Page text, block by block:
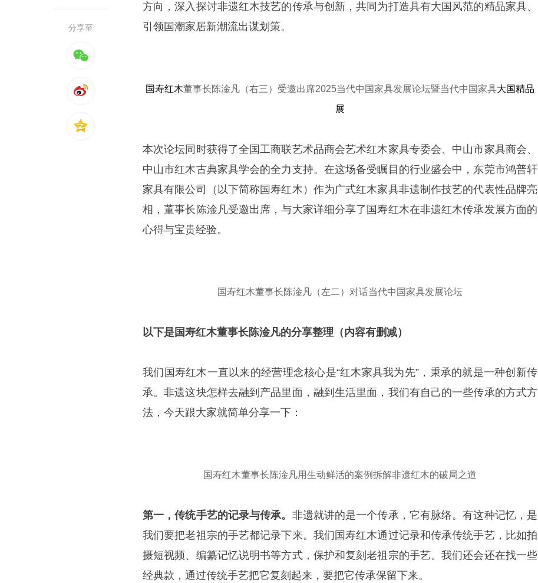
分享至
方向，深入探讨非遗红木技艺的传承与创新，共同为打造具有大国风范的精品家具、
引领国潮家居新潮流出谋划策。
国寿红木董事长陈淦凡（右三）受邀出席2025当代中国家具发展论坛暨当代中国家具大国精品
展
本次论坛同时获得了全国工商联艺术品商会艺术红木家具专委会、中山市家具商会、
中山市红木古典家具学会的全力支持。在这场备受瞩目的行业盛会中，东莞市鸿普轩
家具有限公司（以下简称国寿红木）作为广式红木家具非遗制作技艺的代表性品牌亮
相，董事长陈淦凡受邀出席，与大家详细分享了国寿红木在非遗红木传承发展方面的
心得与宝贵经验。
国寿红木董事长陈淦凡（左二）对话当代中国家具发展论坛
以下是国寿红木董事长陈淦凡的分享整理（内容有删减）
我们国寿红木一直以来的经营理念核心是“红木家具我为先”，秉承的就是一种创新传
承。非遗这块怎样去融到产品里面，融到生活里面，我们有自己的一些传承的方式方
法，今天跟大家就简单分享一下：
国寿红木董事长陈淦凡用生动鲜活的案例拆解非遗红木的破局之道
第一，传统手艺的记录与传承。 非遗就讲的是一个传承，它有脉络。有这种记忆，是
我们要把老祖宗的手艺都记录下来。我们国寿红木通过记录和传承传统手艺，比如拍
摄短视频、编纂记忆说明书等方式，保护和复刻老祖宗的手艺。我们还会还在找一些
经典款，通过传统手艺把它复刻起来，要把它传承保留下来。